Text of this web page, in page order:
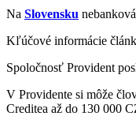
Na Slovensku
Kľúčové informácie
Spoločnosť Provident
V Providente si môže
Creditea až do 130 000